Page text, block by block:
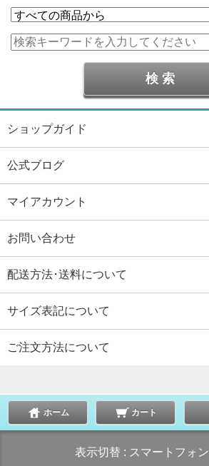
ショップガイド
公式ブログ
マイアカウント
お問い合わせ
配送方法･送料について
サイズ表記について
ご注文方法について
ホーム カート
表示切替 : スマートフォン